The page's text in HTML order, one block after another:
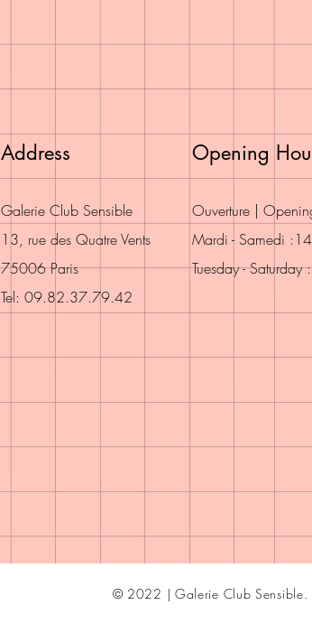
Address
Galerie Club Sensible
13, rue des Quatre Vents
75006 Paris
Tel: 09.82.37.79.42
Opening
Ouverture |
Mardi - Samedi
Tuesday -
© 2022 | Galerie Club Sensible.